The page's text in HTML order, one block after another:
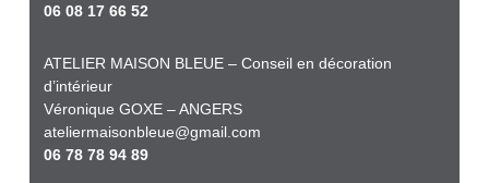
06 08 17 66 52
ATELIER MAISON BLEUE – Conseil en décoration
d’intérieur
Véronique GOXE – ANGERS
ateliermaisonbleue@gmail.com
06 78 78 94 89